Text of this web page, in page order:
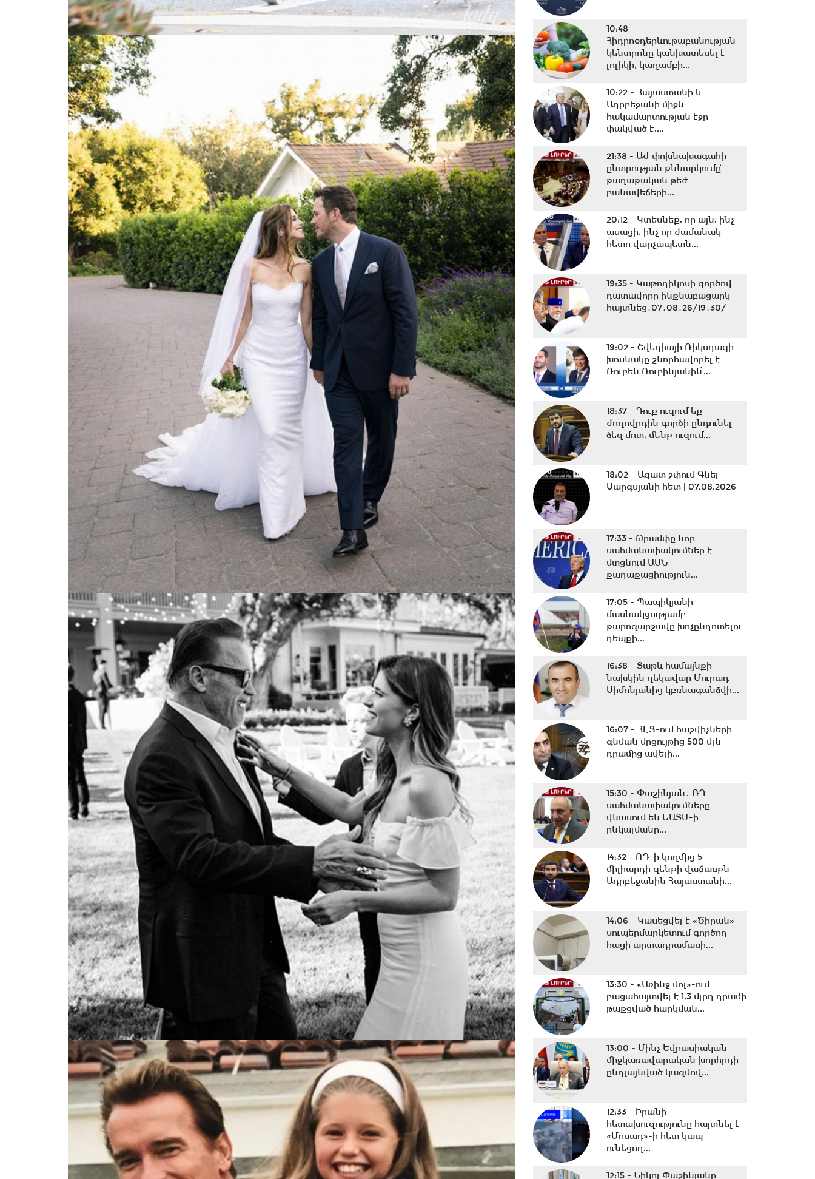
10:48 -
Հիդրոօդերևութաբանության
կենտրոնը կանխատեսել է
լոլիկի, կաղամբի...
10:22 - Հայաստանի և
Ադրբեջանի միջև
հակամարտության էջը
փակված է,...
21:38 - ԱԺ փոխնախագահի
ընտրության քննարկումը՝
քաղաքական թեժ
բանավեճերի...
20:12 - Կտեսնեք, որ այն, ինչ
ասացի, ինչ որ ժամանակ
հետո վարչապետն...
19:35 - Կաթողիկոսի գործով
դատավորը ինքնաբացարկ
հայտնեց․07․08․26/19․30/
19:02 - Շվեդիայի Ռիկսդագի
խոսնակը շնորհավորել է
Ռուբեն Ռուբինյանին՝...
18:37 - Դուք ուզում եք
ժողովրդին գործի ընդունել
ձեզ մոտ, մենք ուզում...
18:02 - Ազատ շփում Գնել
Սարգսյանի հետ | 07.08.2026
17:33 - Թրամփը նոր
սահմանափակումներ է
մտցնում ԱՄՆ
քաղաքացիություն...
17:05 - Պապիկյանի
մասնակցությամբ
քարոզարշավը խոչընդոտելու
դեպքի...
16:38 - Տաթև համայնքի
նախկին ղեկավար Մուրադ
Սիմոնյանից կբռնագանձվի...
16:07 - ՀԷՑ-ում հաշվիչների
գնման մրցույթից 500 մլն
դրամից ավելի...
15:30 - Փաշինյան․ ՌԴ
սահմանափակումները
վնասում են ԵԱՏՄ-ի
ընկալմանը...
14:32 - ՌԴ-ի կողմից 5
միլիարդի զենքի վաճառքն
Ադրբեջանին Հայաստանի...
14:06 - Կասեցվել է «Ծիրան»
սուպերմարկետում գործող
հացի արտադրամասի...
13:30 - «Առինջ մոլ»-ում
բացահայտվել է 1,3 մլրդ դրամի
թաքցված հարկման...
13:00 - Մինչ Եվրասիական
միջկառավարական խորհրդի
ընդլայնված կազմով...
12:33 - Իրանի
հետախուզությունը հայտնել է
«Մոսադ»-ի հետ կապ
ունեցող...
12:15 -Նիկոլ Փաշինյանը